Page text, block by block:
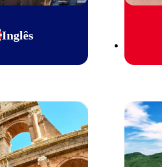
Inglês